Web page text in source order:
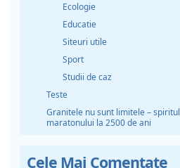
Ecologie
Educatie
Siteuri utile
Sport
Studii de caz
Teste
Granitele nu sunt limitele – spiritul
maratonului la 2500 de ani
Cele Mai Comentate